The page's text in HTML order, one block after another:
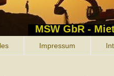
MSW GbR -
Impressum